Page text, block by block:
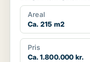
Areal
Ca. 215 m2
Pris
Ca. 1.800.000 kr.